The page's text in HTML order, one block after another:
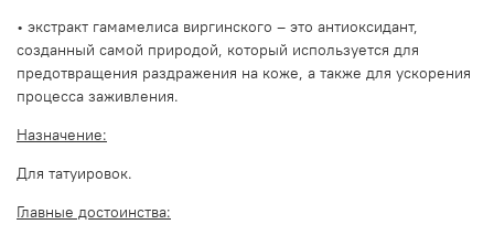
• экстракт гамамелиса виргинского – это антиоксидант,
созданный самой природой, который используется для
предотвращения раздражения на коже, а также для ускорения
процесса заживления.
Назначение:
Для татуировок.
Главные достоинства: